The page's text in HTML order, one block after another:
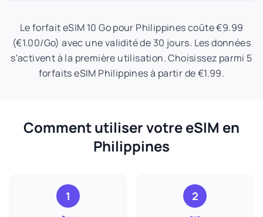
Le forfait eSIM 10 Go pour Philippines coûte €9.99
(€1.00/Go) avec une validité de 30 jours. Les données
s'activent à la première utilisation. Choisissez parmi 5
forfaits eSIM Philippines à partir de €1.99.
Comment utiliser votre eSIM en
Philippines
1 2